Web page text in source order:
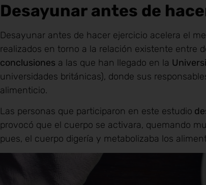
Desayunar antes de
Desayunar antes de hacer ejercicio acelera el
realizados en torno a la relación existente entre
conclusiones a las que han llegado en la
universidades británicas), donde sus
alimenticio.
Las personas que participaron en este estudio
provocó que el cuerpo se activara, quemando
pues, el cuerpo digería y metabolizaba los